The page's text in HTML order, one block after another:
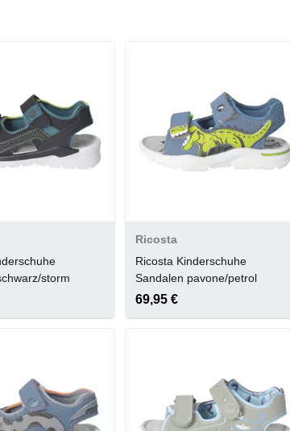
storm
Ricosta
Ricosta Kinderschuhe
Sandalen pavone/petrol
69,95 €